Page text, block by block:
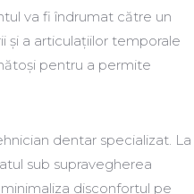
va fi îndrumat către un
a articulaţiilor temporale
pentru a permite
dentar specializat. La
sub supravegherea
disconfortul pe